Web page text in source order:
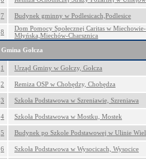
7 Budynek gminny w Podlesicach,Podlesice
8
Dom Pomocy Społecznej Caritas w
Młyńska,Miechów-Charsznica
Gmina Gołcza
1 Urząd Gminy w Gołczy, Gołcza
2 Remiza OSP w Chobędzy, Chobędza
3 Szkoła Podstawowa w Szreniawie, Szreniawa
4 Szkoła Podstawowa w Mostku, Mostek
5 Budynek po Szkole Podstawowej w Ulinie
6 Szkoła Podstawowa w Wysocicach, Wysocice